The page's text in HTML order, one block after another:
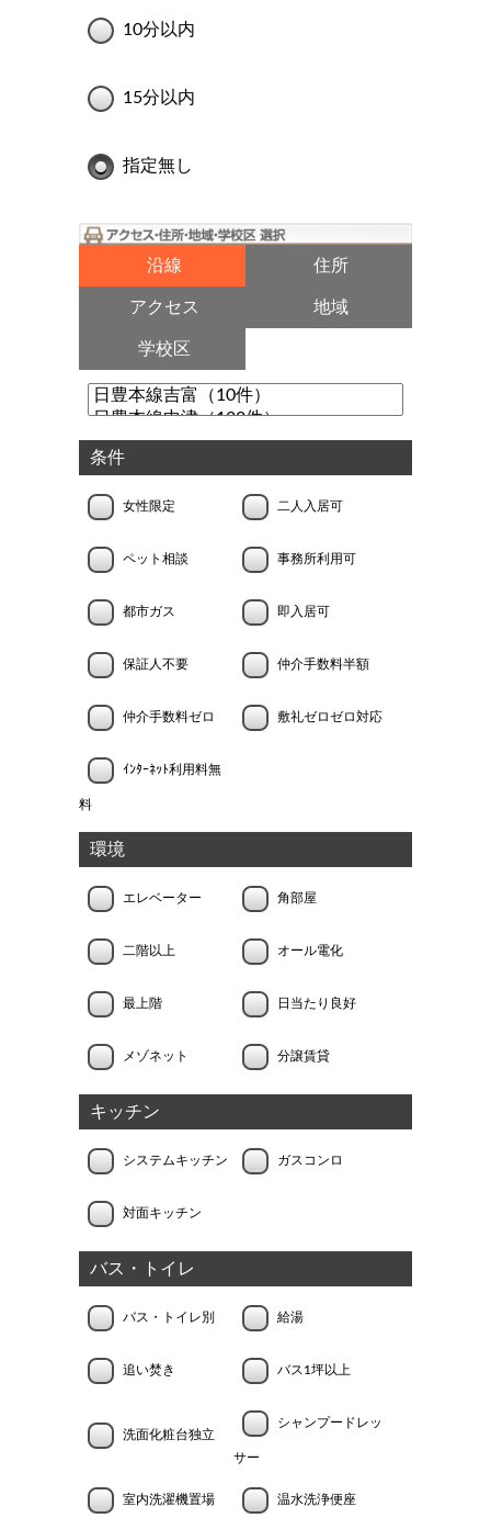
10分以内
15分以内
指定無し
沿線 住所
アクセス 地域
学校区
条件
女性限定 二人入居可
ペット相談 事務所利用可
都市ガス 即入居可
保証人不要 仲介手数料半額
仲介手数料ゼロ 敷礼ゼロゼロ対応
ｲﾝﾀｰﾈｯﾄ利用料無
料
環境
エレベーター 角部屋
二階以上 オール電化
最上階 日当たり良好
メゾネット 分譲賃貸
キッチン
システムキッチン ガスコンロ
対面キッチン
バス・トイレ
バス・トイレ別 給湯
追い焚き バス1坪以上
洗面化粧台独立
シャンプードレッ
サー
室内洗濯機置場 温水洗浄便座